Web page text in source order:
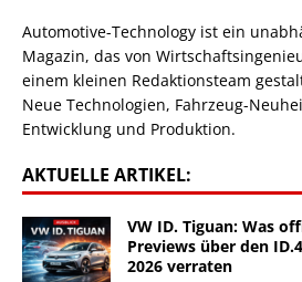
Automotive-Technology ist ein
Magazin, das von
einem kleinen Redaktionsteam
Neue Technologien, Fahrzeug-
Entwicklung und Produktion.
AKTUELLE ARTIKEL:
VW ID. Tiguan: Was
Previews über den
2026 verraten